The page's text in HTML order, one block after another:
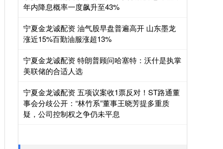
年内降息概率一度飙升至43%
宁夏金龙诚配资 油气股早盘普遍高开 山东墨龙
涨近15%百勤油服涨超13%
宁夏金龙诚配资 特朗普顾问哈塞特：沃什是执掌
美联储的合适人选
宁夏金龙诚配资 五项议案收1票反对！ST路通董
事会分歧公开：“林竹系”董事王晓芳提多重质
疑，公司控制权之争仍未平息